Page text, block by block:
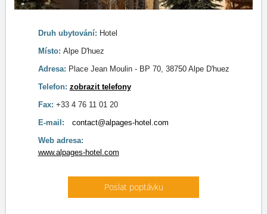
Druh ubytování: Hotel
Místo: Alpe D'huez
Adresa: Place Jean Moulin - BP 70, 38750 Alpe D'huez
Telefon: zobrazit telefony
Fax: +33 4 76 11 01 20
E-mail:
contact@alpages-hotel.com
Web adresa:
www.alpages-hotel.com
Poslat poptávku